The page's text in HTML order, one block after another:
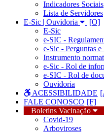
Indicadores Sociais
Lista de Servidores
E-Sic | Ouvidoria
E-Sic
e-SIC -
e-Sic - Perguntas e
Instrumento
e-Sic - Rol de
e-SIC - Rol de
Ouvidoria
ACESSIBILIDADE
FALE CONOSCO
Boletins Vacinação
Covid-19
Arboviroses